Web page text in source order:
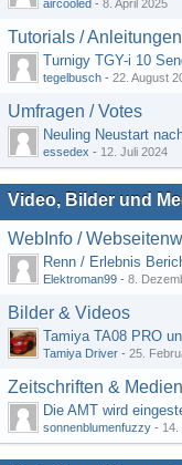
aircooled - 8. April 2025
Tutorials / Anleitungen
Turnigy TGY-i 10
tegelbusch - 22. August
Umfragen / Votes
Neuling Neustart
essedex - 12. Juli 2024
Video, Bilder und
WebInfo /
Renn / Erlebnis
Elektroman99 - 8.
Bilder & Videos
Tamiya TA08 PRO
Tamiya Driver - 25.
Zeitschriften & Medien
Die AMT wird
sonnenblumenfuzzy - 14.